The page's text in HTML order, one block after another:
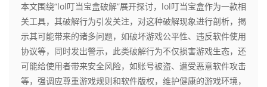
本文围绕“lol叮当宝盒破解”展开探讨，lol叮当宝盒作为一款相
关工具，其破解行为引发关注，对这种破解现象进行剖析，揭
示其可能带来的诸多问题，如破坏游戏公平性、违反软件使用
协议等，同时发出警示，此类破解行为不仅损害游戏生态，还
可能给使用者带来安全风险，如账号被盗、遭受恶意软件攻击
等，强调应尊重游戏规则和软件版权，维护健康的游戏环境，